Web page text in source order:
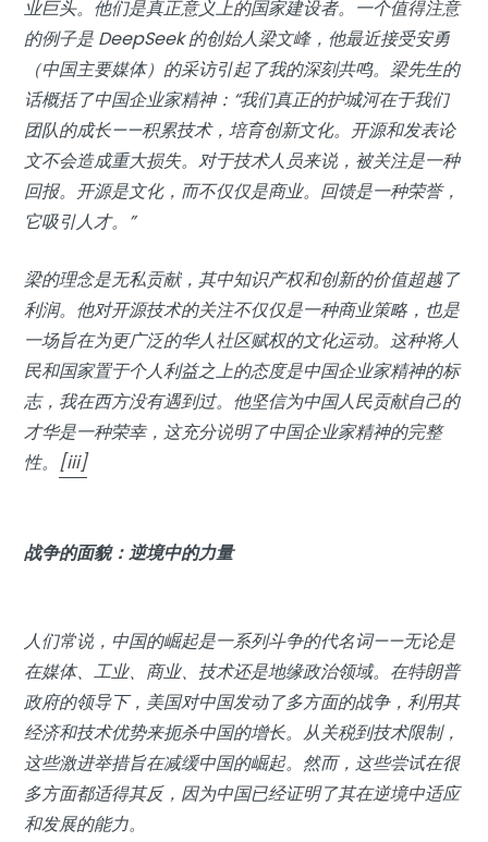
业巨头。他们是真正意义上的国家建设者。一个值得注意
的例子是 DeepSeek 的创始人梁文峰，他最近接受安勇
（中国主要媒体）的采访引起了我的深刻共鸣。梁先生的
话概括了中国企业家精神：“我们真正的护城河在于我们
团队的成长——积累技术，培育创新文化。开源和发表论
文不会造成重大损失。对于技术人员来说，被关注是一种
回报。开源是文化，而不仅仅是商业。回馈是一种荣誉，
它吸引人才。”
梁的理念是无私贡献，其中知识产权和创新的价值超越了
利润。他对开源技术的关注不仅仅是一种商业策略，也是
一场旨在为更广泛的华人社区赋权的文化运动。这种将人
民和国家置于个人利益之上的态度是中国企业家精神的标
志，我在西方没有遇到过。他坚信为中国人民贡献自己的
才华是一种荣幸，这充分说明了中国企业家精神的完整
性。 [iii]
战争的面貌：逆境中的力量
人们常说，中国的崛起是一系列斗争的代名词——无论是
在媒体、工业、商业、技术还是地缘政治领域。在特朗普
政府的领导下，美国对中国发动了多方面的战争，利用其
经济和技术优势来扼杀中国的增长。从关税到技术限制，
这些激进举措旨在减缓中国的崛起。然而，这些尝试在很
多方面都适得其反，因为中国已经证明了其在逆境中适应
和发展的能力。